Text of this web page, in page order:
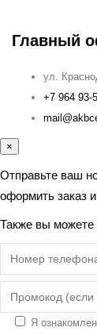
Главный
ул.
+7 964 93-
×
Отправьте ваш
оформить заказ
Также вы можете
Я